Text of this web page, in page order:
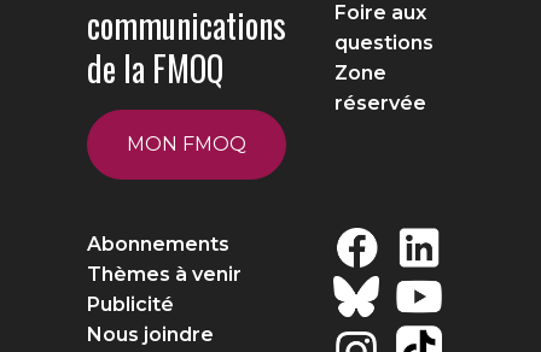
communications
de la FMOQ
MON FMOQ
Foire aux
questions
Zone
réservée
Abonnements
Thèmes à venir
Publicité
Nous joindre